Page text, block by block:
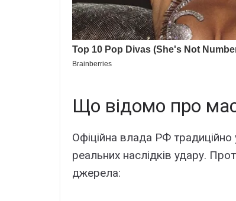
Що відомо про
Офіційна влада РФ
реальних наслідків удару.
джерела: